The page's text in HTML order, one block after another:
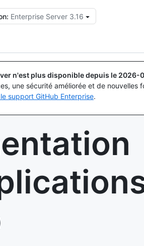
Enterprise Server 3.16
n'est plus disponible depuis le 2026-
une sécurité améliorée et de nouvelles
support GitHub Enterprise.